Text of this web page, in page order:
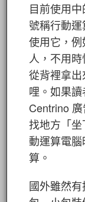
目前使用
號稱行動
使用它，
人，不用
從背裡拿
哩。如果
Centrino
找地方「
動運算電
算。
國外雖然